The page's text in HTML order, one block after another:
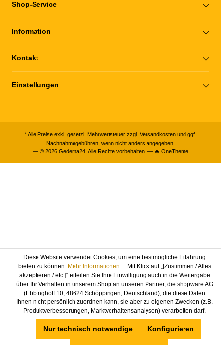
Shop-Service
Information
Kontakt
Einstellungen
* Alle Preise exkl. gesetzl. Mehrwertsteuer zzgl. Versandkosten und ggf.
Nachnahmegebühren, wenn nicht anders angegeben.
— © 2026 Gedema24. Alle Rechte vorbehalten. — 🔥 OneTheme
Diese Website verwendet Cookies, um eine bestmögliche Erfahrung
bieten zu können. Mehr Informationen ...Mit Klick auf „[Zustimmen / Alles
akzeptieren / etc.]“ erteilen Sie Ihre Einwilligung auch in die Weitergabe
über Ihr Verhalten in unserem Shop an unseren Partner, die shopware AG
(Ebbinghoff 10, 48624 Schöppingen, Deutschland), die diese Daten
Ihnen nicht persönlich zuordnen kann, sie aber zu eigenen Zwecken (z.B.
Produktverbesserungen, Marktverhaltensanalysen) verarbeiten darf.
Nur technisch notwendige Konfigurieren